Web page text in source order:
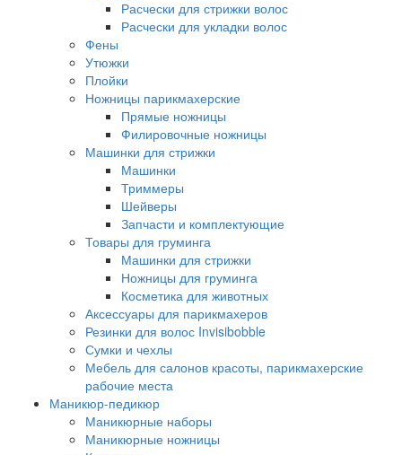
Расчески для стрижки волос
Расчески для укладки волос
Фены
Утюжки
Плойки
Ножницы парикмахерские
Прямые ножницы
Филировочные ножницы
Машинки для стрижки
Машинки
Триммеры
Шейверы
Запчасти и комплектующие
Товары для груминга
Машинки для стрижки
Ножницы для груминга
Косметика для животных
Аксессуары для парикмахеров
Резинки для волос Invisibobble
Сумки и чехлы
Мебель для салонов красоты, парикмахерские
рабочие места
Маникюр-педикюр
Маникюрные наборы
Маникюрные ножницы